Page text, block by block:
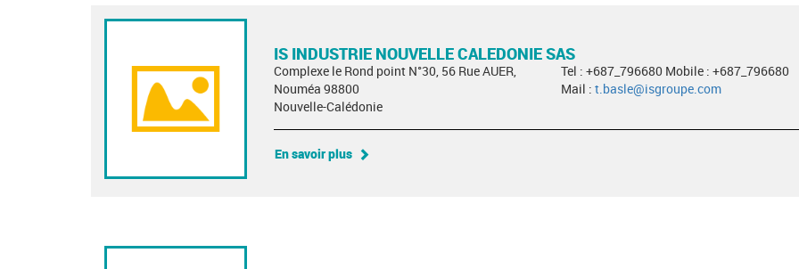
IS INDUSTRIE NOUVELLE CALEDONIE SAS
Complexe le Rond point N°30, 56 Rue AUER,
Nouméa 98800
Nouvelle-Calédonie
Tel : +687_796680 Mobile : +687_796680
Mail : t.basle@isgroupe.com
En savoir plus